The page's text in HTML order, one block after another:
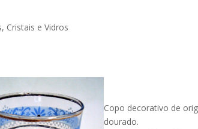
, Cristais e Vidros
Copo decorativo de
dourado.